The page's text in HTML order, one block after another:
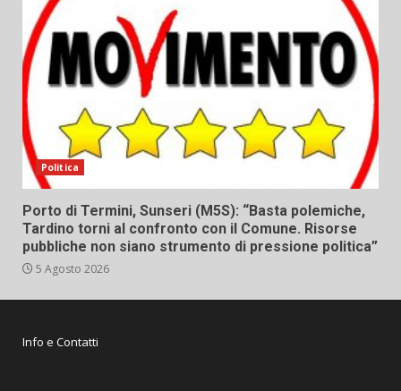
Politica
Porto di Termini, Sunseri (M5S): “Basta polemiche,
Tardino torni al confronto con il Comune. Risorse
pubbliche non siano strumento di pressione politica”
5 Agosto 2026
Info e Contatti